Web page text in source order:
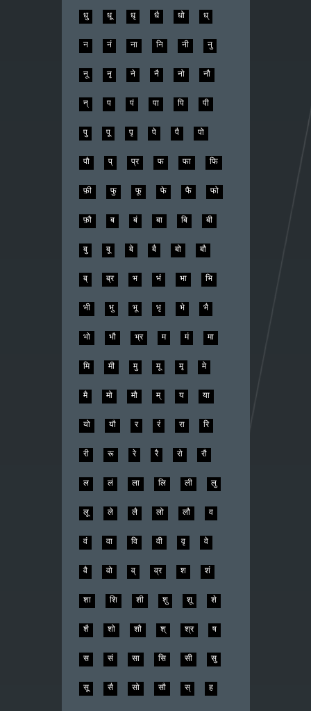
धु धू धृ धै धो ध्
न नं ना नि नी नु
नू नृ ने नै नो नौ
न् प पं पा पि पी
पु पू पृ पे पै पो
पौ प् प्र फ फा फि
फ़ी फु फू फे फै फो
फ़ौ ब बं बा बि बी
बु बू बे बै बो बौ
ब् ब्र भ भं भा भि
भी भु भू भृ भे भै
भो भौ भ्र म मं मा
मि मी मु मू मृ मे
मै मो मौ म् य या
यो यौ र रं रा रि
री रू रे रै रो रौ
ल लं ला लि ली लु
लू ले लै लो लौ व
वं वा वि वी वृ वे
वै वो व् व्र श शं
शा शि शी शु शू शे
शै शो शौ श् श्र ष
स सं सा सि सी सु
सू सै सो सौ स् ह